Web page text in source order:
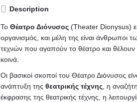
Description
Το Θέατρο Διόνυσος(Theater Dionysus)
οργανισμός, και μέλη της είναι άνθρωποι
τεχνών που αγαπούν το θέατρο και
κοινά.
Οι βασικοί σκοποί του Θέατρο Διόνυσος
ανάπτυξη της θεατρικής τέχνης, η
έκφρασης της θεατρικής τέχνης, η